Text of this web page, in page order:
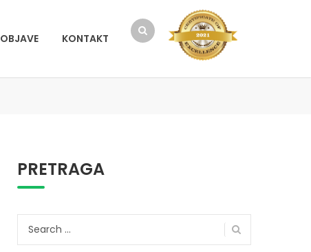
OBJAVE KONTAKT
PRETRAGA